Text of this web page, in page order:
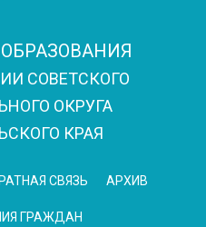
СОВЕТСКОГО
ОКРУГА
КРАЯ
СВЯЗЬ АРХИВ
ГРАЖДАН